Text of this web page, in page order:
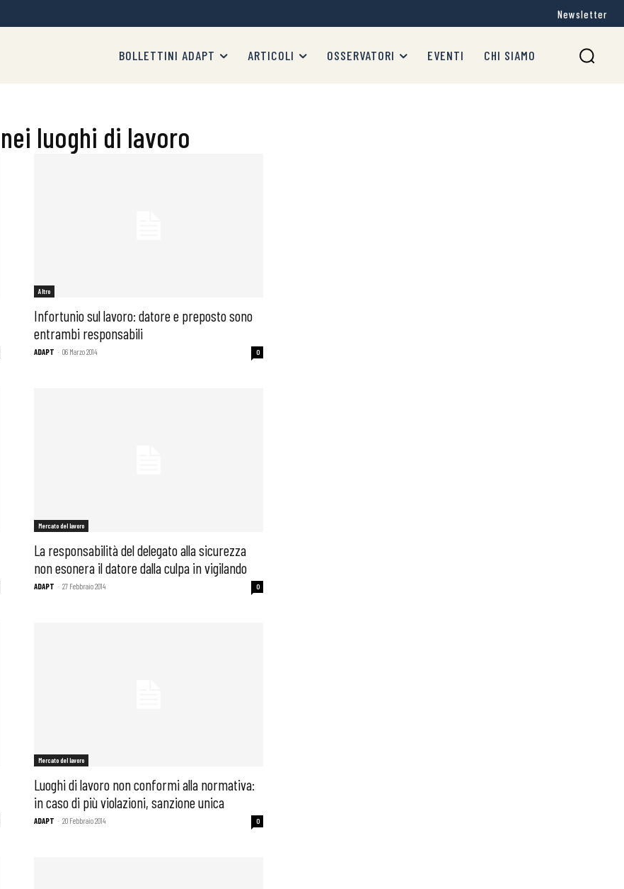
Newsletter
BOLLETTINI ADAPT ARTICOLI OSSERVATORI EVENTI CHI SIAMO
luoghi di lavoro
Altro
Infortunio sul lavoro: datore e preposto sono
entrambi responsabili
ADAPT - 06 Marzo 2014 0
Mercato del lavoro
La responsabilità del delegato alla sicurezza
non esonera il datore dalla culpa in vigilando
ADAPT - 27 Febbraio 2014 0
Mercato del lavoro
Luoghi di lavoro non conformi alla normativa:
in caso di più violazioni, sanzione unica
ADAPT - 20 Febbraio 2014 0